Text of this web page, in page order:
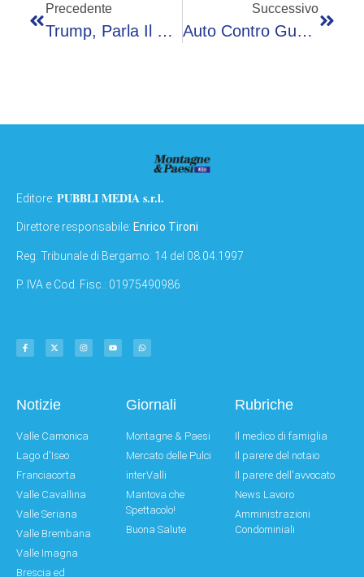
Precedente
Trump, Parla Il Medico: “Sta Benissimo”. Ma Serve Una Dieta
Successivo
Auto Contro Guardrail Nel Foggiano, Morto Un 17enne E Feriti Altri 4 Giovani
Editore: PUBBLI MEDIA s.r.l.
Direttore responsabile: Enrico Tironi
Reg: Tribunale di Bergamo: 14 del 08.04.1997
P. IVA e Cod. Fisc.: 01975490986
Notizie
Valle Camonica
Lago d'Iseo
Franciacorta
Valle Cavallina
Valle Seriana
Valle Brembana
Valle Imagna
Brescia ed
Giornali
Montagne & Paesi
Mercato delle Pulci
interValli
Mantova che
Spettacolo!
Buona Salute
Rubriche
Il medico di famiglia
Il parere del notaio
Il parere dell'avvocato
News Lavoro
Amministrazioni
Condominiali